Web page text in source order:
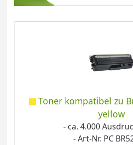
Toner kompatibel zu
yellow
- ca. 4.000
- Art-Nr. PC